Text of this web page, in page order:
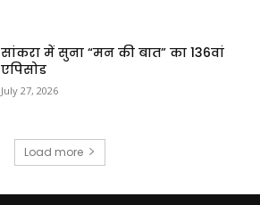
सांकरा में सुना “मन की बात” का 136वां
एपिसोड
July 27, 2026
Load more